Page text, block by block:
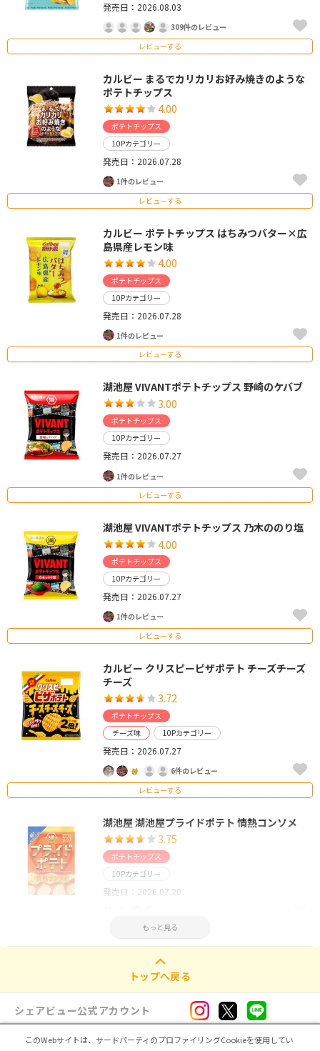
発売日：2026.08.03
309件のレビュー
レビューする
カルビー まるでカリカリお好み焼きのような
ポテトチップス
4.00
ポテトチップス
10Pカテゴリー
発売日：2026.07.28
1件のレビュー
レビューする
カルビー ポテトチップス はちみつバター×広
島県産レモン味
4.00
ポテトチップス
10Pカテゴリー
発売日：2026.07.28
1件のレビュー
レビューする
湖池屋 VIVANTポテトチップス 野崎のケバブ
3.00
ポテトチップス
10Pカテゴリー
発売日：2026.07.27
1件のレビュー
レビューする
湖池屋 VIVANTポテトチップス 乃木ののり塩
4.00
ポテトチップス
10Pカテゴリー
発売日：2026.07.27
1件のレビュー
レビューする
カルビー クリスピーピザポテト チーズチーズ
チーズ
3.72
ポテトチップス
チーズ味
10Pカテゴリー
発売日：2026.07.27
6件のレビュー
レビューする
湖池屋 湖池屋プライドポテト 情熱コンソメ
3.75
ポテトチップス
10Pカテゴリー
発売日：2026.07.20
レビューする
もっと見る
トップへ戻る
シェアビュー公式アカウント
このWebサイトは、サードパーティのプロファイリングCookieを使用してい